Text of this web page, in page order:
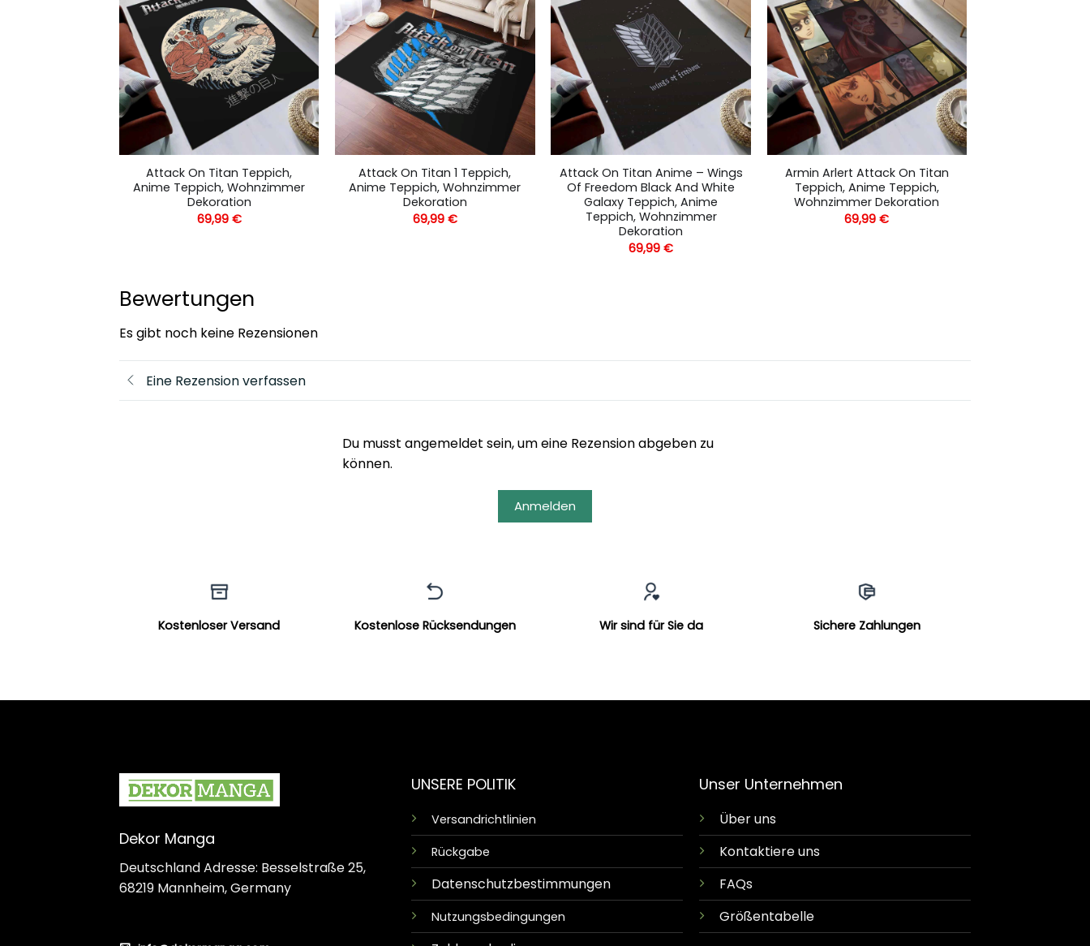
Attack On Titan Teppich,
Anime Teppich, Wohnzimmer
Dekoration
69,99 €
Attack On Titan 1 Teppich,
Anime Teppich, Wohnzimmer
Dekoration
69,99 €
Attack On Titan Anime – Wings
Of Freedom Black And White
Galaxy Teppich, Anime
Teppich, Wohnzimmer
Dekoration
69,99€
Armin Arlert Attack On Titan
Teppich, Anime Teppich,
Wohnzimmer Dekoration
69,99€
Bewertungen
Es gibt noch keine Rezensionen
Eine Rezension verfassen
Du musst angemeldet sein, um eine Rezension abgeben zu
können.
Anmelden
Kostenloser Versand Kostenlose Rücksendungen Wir sind für Sie da Sichere Zahlungen
Dekor Manga
Deutschland Adresse: Besselstraße 25,
68219 Mannheim, Germany
UNSERE POLITIK
Versandrichtlinien
Rückgabe
Datenschutzbestimmungen
Nutzungsbedingungen
Unser Unternehmen
Über uns
Kontaktiere uns
FAQs
Größentabelle